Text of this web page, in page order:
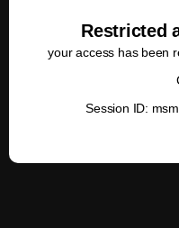
Restricted
your access has been
Session ID: